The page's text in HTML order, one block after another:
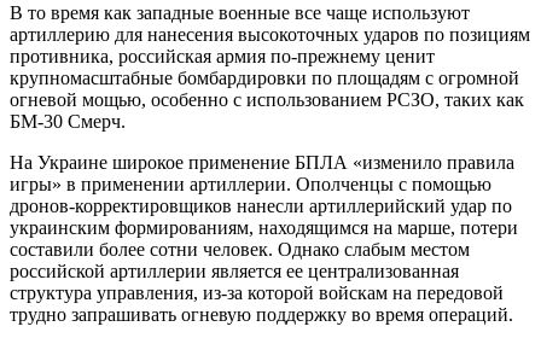
В то время как западные военные все чаще используют
артиллерию для нанесения высокоточных ударов по позициям
противника, российская армия по-прежнему ценит
крупномасштабные бомбардировки по площадям с огромной
огневой мощью, особенно с использованием РСЗО, таких как
БМ-30 Смерч.
На Украине широкое применение БПЛА «изменило правила
игры» в применении артиллерии. Ополченцы с помощью
дронов-корректировщиков нанесли артиллерийский удар по
украинским формированиям, находящимся на марше, потери
составили более сотни человек. Однако слабым местом
российской артиллерии является ее централизованная
структура управления, из-за которой войскам на передовой
трудно запрашивать огневую поддержку во время операций.